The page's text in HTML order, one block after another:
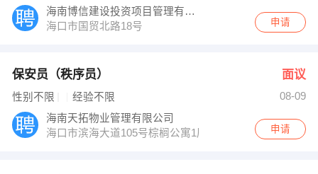
海南博信建设投资项目管理有限公司
海口市国贸北路18号
申请
保安员（秩序员） 面议
性别不限 经验不限
08-09
海南天拓物业管理有限公司
海口市滨海大道105号棕榈公寓1层
申请